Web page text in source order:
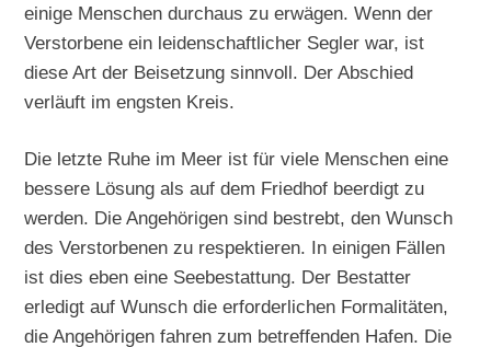
einige Menschen durchaus zu erwägen. Wenn der
Verstorbene ein leidenschaftlicher Segler war, ist
diese Art der Beisetzung sinnvoll. Der Abschied
verläuft im engsten Kreis.
Die letzte Ruhe im Meer ist für viele Menschen eine
bessere Lösung als auf dem Friedhof beerdigt zu
werden. Die Angehörigen sind bestrebt, den Wunsch
des Verstorbenen zu respektieren. In einigen Fällen
ist dies eben eine Seebestattung. Der Bestatter
erledigt auf Wunsch die erforderlichen Formalitäten,
die Angehörigen fahren zum betreffenden Hafen. Die